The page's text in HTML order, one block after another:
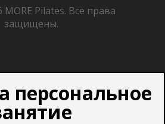
MORE Pilates. Все права
защищены.
персональное